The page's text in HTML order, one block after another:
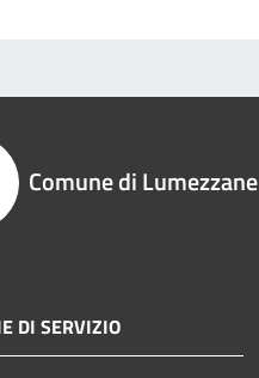
Comune di Lumezzane
DI SERVIZIO